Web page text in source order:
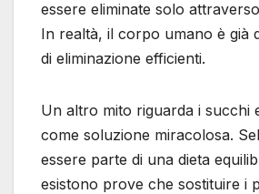
essere eliminate solo
In realtà, il corpo umano è già
di eliminazione efficienti.
Un altro mito riguarda i succhi
come soluzione miracolosa.
essere parte di una dieta
esistono prove che sostituire i